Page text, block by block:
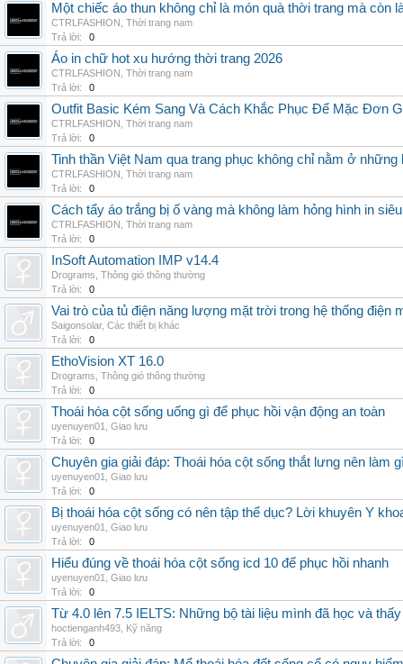
Một chiếc áo thun không chỉ là món quà thời trang mà
CTRLFASHION Thời trang nam
Trả lời:
0
Áo in chữ hot xu hướng thời trang 2026
CTRLFASHION Thời trang nam
Trả lời:
0
Outfit Basic Kém Sang Và Cách Khắc Phục Để Mặc Đơn
CTRLFASHION Thời trang nam
Trả lời:
0
Tinh thần Việt Nam qua trang phục không chỉ nằm ở
CTRLFASHION Thời trang nam
Trả lời:
0
Cách tẩy áo trắng bị ố vàng mà không làm hỏng hình in
CTRLFASHION Thời trang nam
Trả lời:
0
InSoft Automation IMP v14.4
Drograms Thông gió thông thường
Trả lời:
0
Vai trò của tủ điện năng lượng mặt trời trong hệ thống điện
Saigonsolar, Các thiết bị khác
Trả lời:
0
EthoVision XT 16.0
Drograms Thông gió thông thường
Trả lời:
0
Thoái hóa cột sống uống gì để phục hồi vận động an toàn
uyenuyen01
Giao lưu
Trả lời:
0
Chuyên gia giải đáp: Thoái hóa cột sống thắt lưng nên làm
uyenuyen01
Giao lưu
Trả lời:
0
Bị thoái hóa cột sống có nên tập thể dục? Lời khuyên Y
uyenuyen01
Giao lưu
Trả lời:
0
Hiểu đúng về thoái hóa cột sống icd 10 để phục hồi nhanh
uyenuyen01
Giao lưu
Trả lời:
0
Từ 4.0 lên 7.5 IELTS: Những bộ tài liệu mình đã học và
hoctienganh493 Kỹ năng
Trả lời:
0